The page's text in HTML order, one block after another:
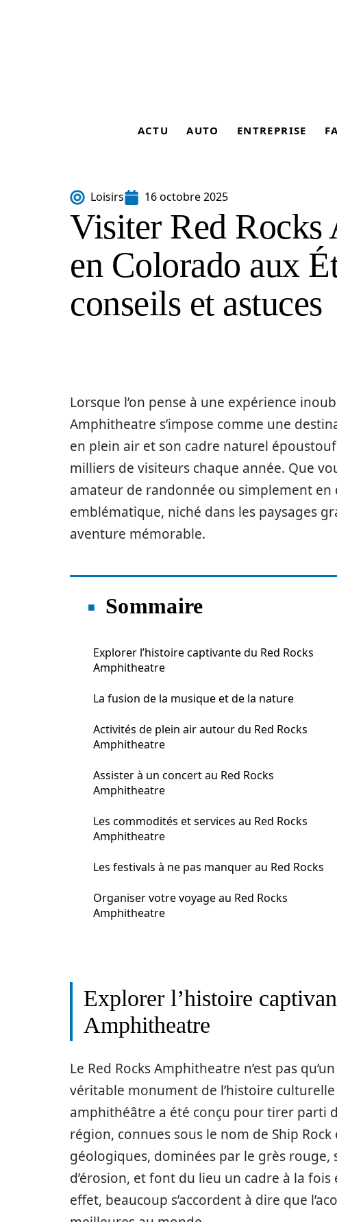
ACTU AUTO ENTREPRISE
Loisirs 16 octobre 2025
Visiter Red Rocks
en Colorado aux
conseils et astuces
Lorsque l’on pense à une expérience
Amphitheatre s’impose comme une
en plein air et son cadre naturel
milliers de visiteurs chaque année. Que
amateur de randonnée ou simplement en
emblématique, niché dans les paysages
aventure mémorable.
Sommaire
Explorer l’histoire captivante du Red Rocks
Amphitheatre
La fusion de la musique et de la nature
Activités de plein air autour du Red Rocks
Amphitheatre
Assister à un concert au Red Rocks
Amphitheatre
Les commodités et services au Red Rocks
Amphitheatre
Les festivals à ne pas manquer au Red Rocks
Organiser votre voyage au Red Rocks
Amphitheatre
Explorer l’histoire
Amphitheatre
Le Red Rocks Amphitheatre n’est pas
véritable monument de l’histoire
amphithéâtre a été conçu pour tirer parti
région, connues sous le nom de Ship
géologiques, dominées par le grès rouge,
d’érosion, et font du lieu un cadre à la
effet, beaucoup s’accordent à dire que